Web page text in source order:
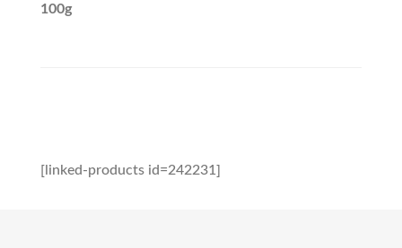
100g
[linked-products id=242231]